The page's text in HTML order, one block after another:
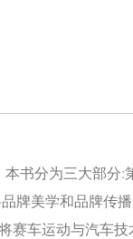
书分为三大部分:
牌美学和品牌传
赛车运动与汽车